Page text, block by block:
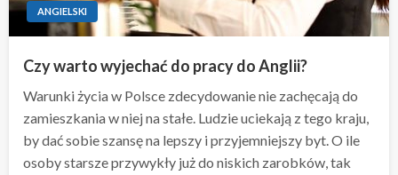
ANGIELSKI
Czy warto wyjechać do pracy do Anglii?
Warunki życia w Polsce zdecydowanie nie zachęcają do
zamieszkania w niej na stałe. Ludzie uciekają z tego kraju,
by dać sobie szansę na lepszy i przyjemniejszy byt. O ile
osoby starsze przywykły już do niskich zarobków, tak